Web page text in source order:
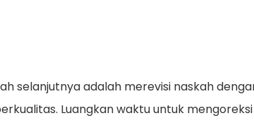
selanjutnya adalah merevisi naskah
Luangkan waktu untuk